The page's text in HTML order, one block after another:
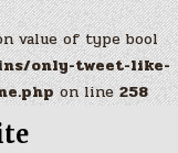
value of type bool
only-tweet-like-
on line258